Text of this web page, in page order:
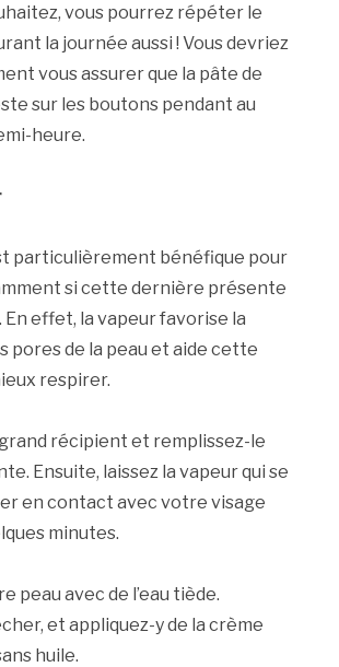
vous pourrez répéter le
la journée aussi ! Vous devriez
vous assurer que la pâte de
sur les boutons pendant au
heure.
particulièrement bénéfique pour
si cette dernière présente
En effet, la vapeur favorise la
pores de la peau et aide cette
respirer.
récipient et remplissez-le
Ensuite, laissez la vapeur qui se
en contact avec votre visage
minutes.
peau avec de l’eau tiède.
et appliquez-y de la crème
huile.